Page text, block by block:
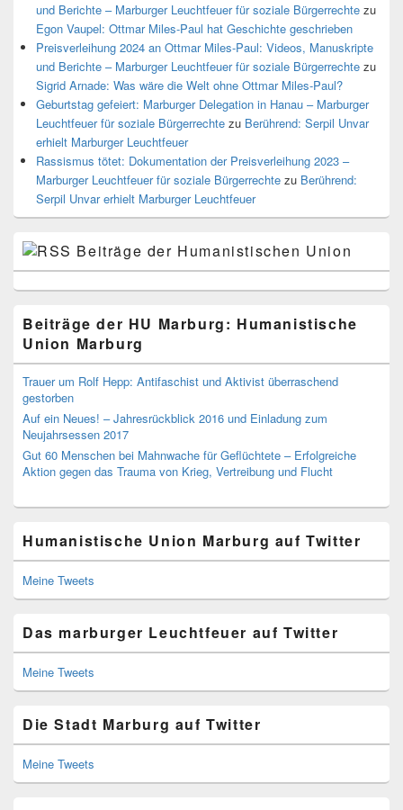
und Berichte – Marburger Leuchtfeuer für soziale Bürgerrechte zu
Egon Vaupel: Ottmar Miles-Paul hat Geschichte geschrieben
Preisverleihung 2024 an Ottmar Miles-Paul: Videos, Manuskripte
und Berichte – Marburger Leuchtfeuer für soziale Bürgerrechte zu
Sigrid Arnade: Was wäre die Welt ohne Ottmar Miles-Paul?
Geburtstag gefeiert: Marburger Delegation in Hanau – Marburger
Leuchtfeuer für soziale Bürgerrechte zu Berührend: Serpil Unvar
erhielt Marburger Leuchtfeuer
Rassismus tötet: Dokumentation der Preisverleihung 2023 –
Marburger Leuchtfeuer für soziale Bürgerrechte zu Berührend:
Serpil Unvar erhielt Marburger Leuchtfeuer
Beiträge der Humanistischen Union
Beiträge der HU Marburg: Humanistische
Union Marburg
Trauer um Rolf Hepp: Antifaschist und Aktivist überraschend
gestorben
Auf ein Neues! – Jahresrückblick 2016 und Einladung zum
Neujahrsessen 2017
Gut 60 Menschen bei Mahnwache für Geflüchtete – Erfolgreiche
Aktion gegen das Trauma von Krieg, Vertreibung und Flucht
Humanistische Union Marburg auf Twitter
Meine Tweets
Das marburger Leuchtfeuer auf Twitter
Meine Tweets
Die Stadt Marburg auf Twitter
Meine Tweets